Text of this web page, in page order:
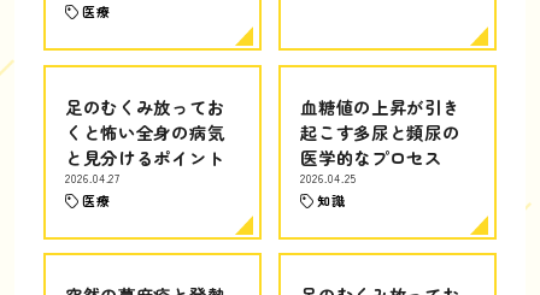
医療
足のむくみ放ってお
くと怖い全身の病気
と見分けるポイント
2026.04.27
医療
血糖値の上昇が引き
起こす多尿と頻尿の
医学的なプロセス
2026.04.25
知識